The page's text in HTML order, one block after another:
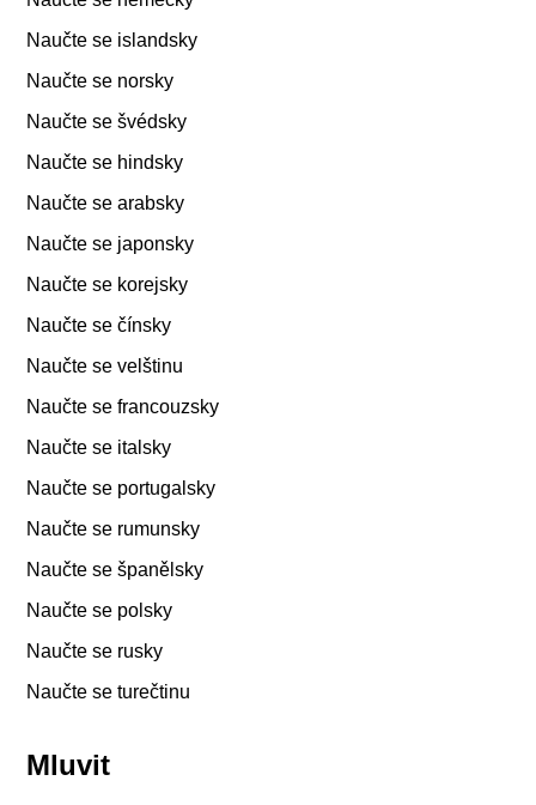
Naučte se islandsky
Naučte se norsky
Naučte se švédsky
Naučte se hindsky
Naučte se arabsky
Naučte se japonsky
Naučte se korejsky
Naučte se čínsky
Naučte se velštinu
Naučte se francouzsky
Naučte se italsky
Naučte se portugalsky
Naučte se rumunsky
Naučte se španělsky
Naučte se polsky
Naučte se rusky
Naučte se turečtinu
Mluvit